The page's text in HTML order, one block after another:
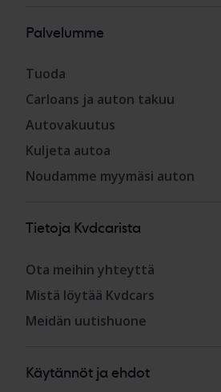
Palvelumme
Tuoda
Carloans ja auton takuu
Autovakuutus
Kuljeta autoa
Noudamme myymäsi auton
Tietoja Kvdcarista
Ota meihin yhteyttä
Mistä löytää Kvdcars
Meidän uutishuone
Käytännöt ja ehdot